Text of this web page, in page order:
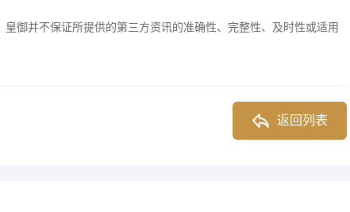
御并不保证所提供的第三方资讯的准确性、完整性、及时性或适用
返回列表